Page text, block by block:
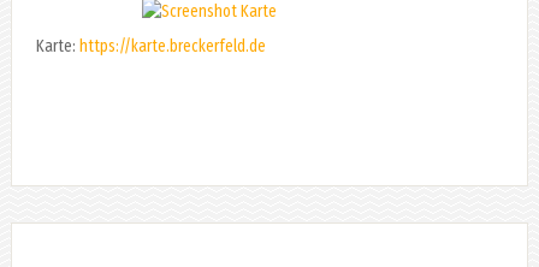
Karte: https://karte.breckerfeld.de